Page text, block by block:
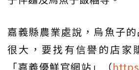
嘉義縣農業處說，烏魚子
很大，要找有信譽的店家
「嘉義優鮮官網站」（